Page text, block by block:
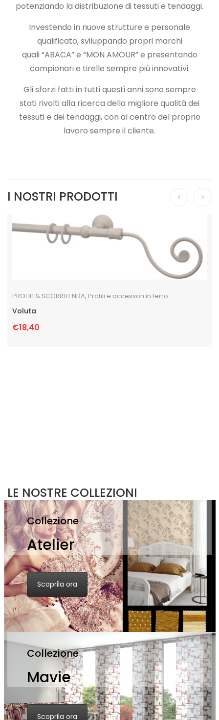
potenziando la distribuzione di tessuti e tendaggi.
Investendo in nuove strutture e personale
qualificato, sviluppando propri marchi
quali “ABACA” e “MON AMOUR” e presentando
campionari e tirelle sempre più innovativi.
Gli sforzi fatti in tutti questi anni sono sempre
stati rivolti alla ricerca della migliore qualità dei
tessuti e dei tendaggi, con al centro del proprio
lavoro sempre il cliente.
I NOSTRI PRODOTTI
PROFILI & SCORRITENDA, Profili e accessori in ferro
Voluta
€18,40
LE NOSTRE COLLEZIONI
Collezione
Atelier
Scoprila ora
Collezione
Mavie
Scoprila ora